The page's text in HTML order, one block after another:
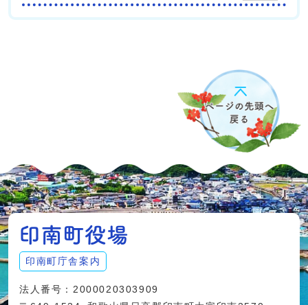
印南町庁舎案内
法人番号：2000020303909